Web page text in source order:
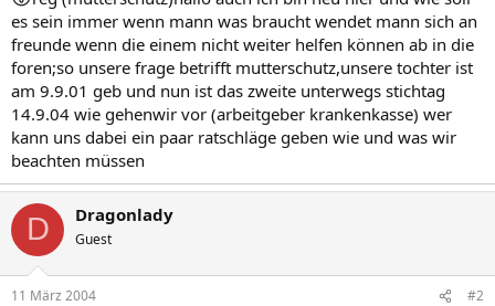
es sein immer wenn mann was braucht wendet mann sich an
freunde wenn die einem nicht weiter helfen können ab in die
foren;so unsere frage betrifft mutterschutz,unsere tochter ist
am 9.9.01 geb und nun ist das zweite unterwegs stichtag
14.9.04 wie gehenwir vor (arbeitgeber krankenkasse) wer
kann uns dabei ein paar ratschläge geben wie und was wir
beachten müssen
D Dragonlady
Guest
11 März 2004 #2